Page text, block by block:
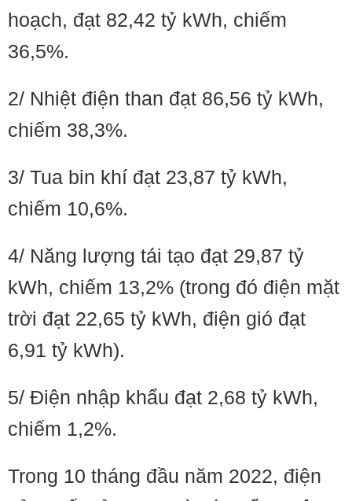
hoạch, đạt 82,42 tỷ kWh, chiếm
36,5%.
2/ Nhiệt điện than đạt 86,56 tỷ kWh,
chiếm 38,3%.
3/ Tua bin khí đạt 23,87 tỷ kWh,
chiếm 10,6%.
4/ Năng lượng tái tạo đạt 29,87 tỷ
kWh, chiếm 13,2% (trong đó điện mặt
trời đạt 22,65 tỷ kWh, điện gió đạt
6,91 tỷ kWh).
5/ Điện nhập khẩu đạt 2,68 tỷ kWh,
chiếm 1,2%.
Trong 10 tháng đầu năm 2022, điện